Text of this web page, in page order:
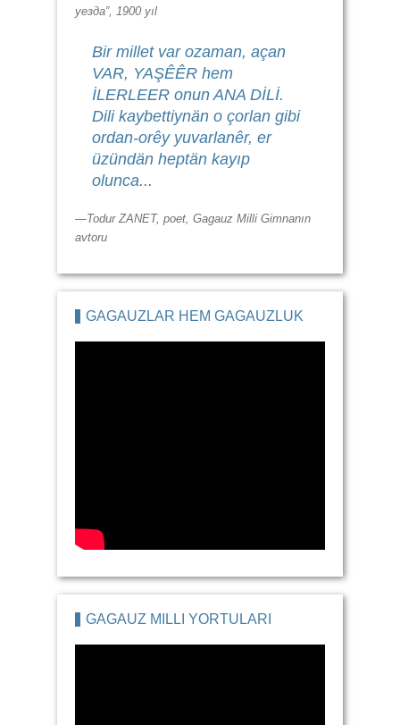
уезда”, 1900 yıl
Bir millet var ozaman, açan
VAR, YAŞÊÊR hem
İLERLEER onun ANA DİLİ.
Dili kaybettiynän o çorlan gibi
ordan-orêy yuvarlanêr, er
üzündän heptän kayıp
olunca...
—Todur ZANET, poet, Gagauz Milli Gimnanın
avtoru
GAGAUZLAR HEM GAGAUZLUK
GAGAUZ MILLI YORTULARI